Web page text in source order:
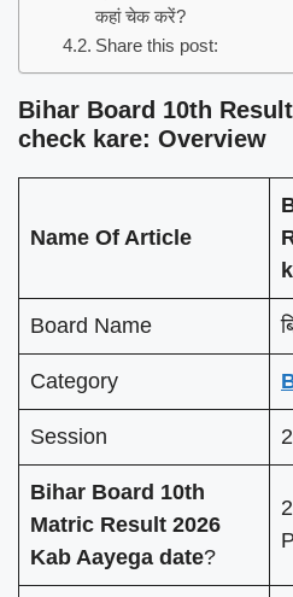
कहां चेक करें?
Share this post:
Bihar Board 10th
check kare: Overview
Name Of Article
Board Name
Category
Session
Bihar Board 10th
Matric Result 2026
Kab Aayega date?